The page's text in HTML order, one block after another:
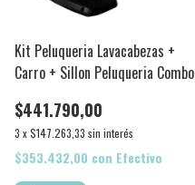
Kit Peluqueria Lavacabezas +
Carro + Sillon Peluqueria Combo
$441.790,00
3 x$147.263,33 sin interés
$353.432,00 con Efectivo